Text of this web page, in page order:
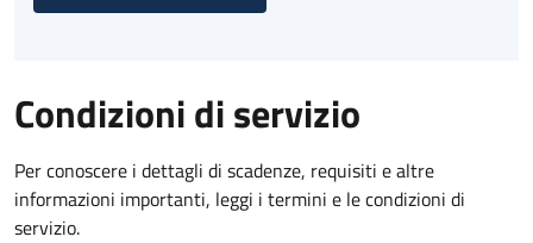
Condizioni di servizio
Per conoscere i dettagli di scadenze, requisiti e altre
informazioni importanti, leggi i termini e le condizioni di
servizio.